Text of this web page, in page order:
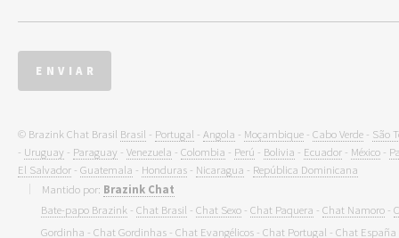
© Brazink Chat Brasil Brasil - Portugal - Angola - Moçambique - Cabo Verde - São
- Uruguay - Paraguay - Venezuela - Colombia - Perú - Bolivia - Ecuador - México -
El Salvador - Guatemala - Honduras - Nicaragua - República Dominicana
Mantido por: Brazink Chat
Bate-papo Brazink - Chat Brasil - Chat Sexo- Chat Paquera - Chat Namoro-
Gordinha - Chat Gordinhas- Chat Evangélicos- Chat Portugal - Chat España